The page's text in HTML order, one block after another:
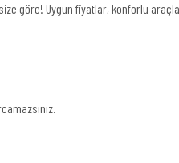
göre! Uygun fiyatlar, konforlu